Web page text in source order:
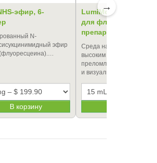
эфир, 6-
N-
эфир
В корзину
LumiMount® Plus
для
препаратов
Cреда на водной основе с
высоким показателем
преломления для
и визуализации флу…
→